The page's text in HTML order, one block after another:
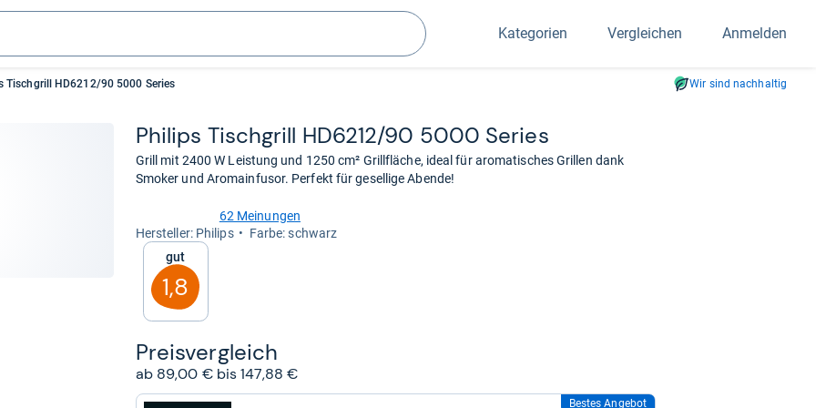
Suchen
Kategorien Vergleichen Anmelden
Tischgrill HD6212/90 5000 Series Wir sind nachhaltig
Phi­lips Tisch­grill HD6212/90 5000 Series
Grill mit 2400 W Leistung und 1250 cm² Grillfläche, ideal für aromatisches Grillen dank
Smoker und Aromainfusor. Perfekt für gesellige Abende!
von
Sternen
62 Meinungen
Her­stel­ler: Philips
Farbe: schwarz
Gut
1,8
Preis­ver­gleich
ab 89,00 € bis 147,88 €
Bestes Angebot